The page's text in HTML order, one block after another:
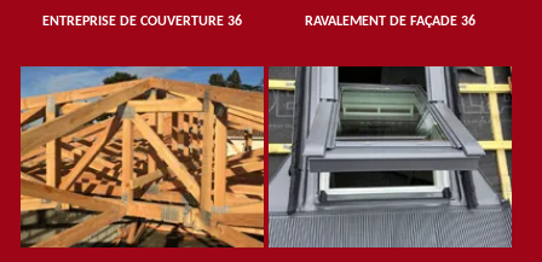
ENTREPRISE DE COUVERTURE 36 RAVALEMENT DE FAÇADE 36